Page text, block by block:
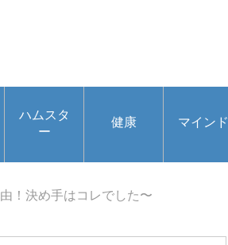
ハムスタ
ー
健康 マインド
！決め手はコレでした〜